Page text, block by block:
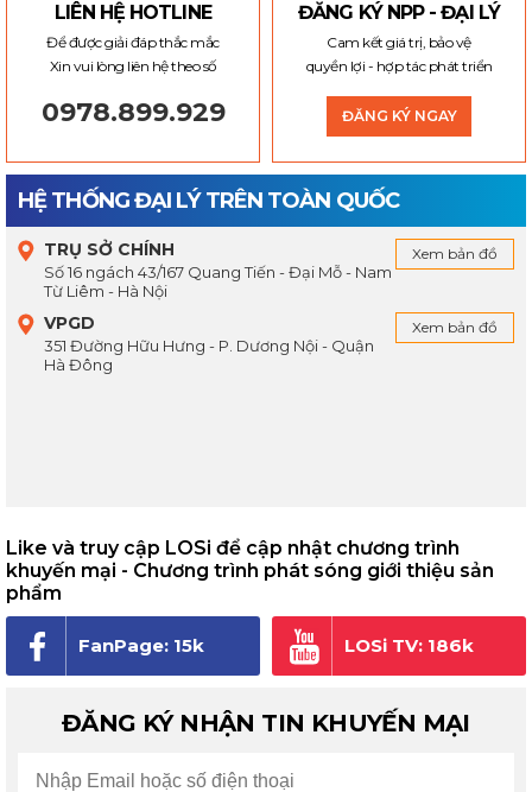
LIÊN HỆ HOTLINE
Để được giải đáp thắc mắc
Xin vui lòng liên hệ theo số
0978.899.929
ĐĂNG KÝ NPP - ĐẠI LÝ
Cam kết giá trị, bảo vệ
quyền lợi - hợp tác phát triển
ĐĂNG KÝ NGAY
HỆ THỐNG ĐẠI LÝ TRÊN TOÀN QUỐC
Xem bản đồ
TRỤ SỞ CHÍNH
Số 16 ngách 43/167 Quang Tiến - Đại Mỗ - Nam
Từ Liêm - Hà Nội
Xem bản đồ
VPGD
351 Đường Hữu Hưng - P. Dương Nội - Quận
Hà Đông
Like và truy cập LOSi để cập nhật chương trình
khuyến mại - Chương trình phát sóng giới thiệu sản
phẩm
FanPage: 15k
người theo dõi
LOSi TV: 186k
ĐĂNG KÝ NHẬN TIN KHUYẾN MẠI